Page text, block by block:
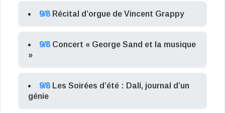
9/8 Récital d’orgue de Vincent Grappy
9/8 Concert « George Sand et la musique
»
9/8 Les Soirées d’été : Dalí, journal d’un
génie